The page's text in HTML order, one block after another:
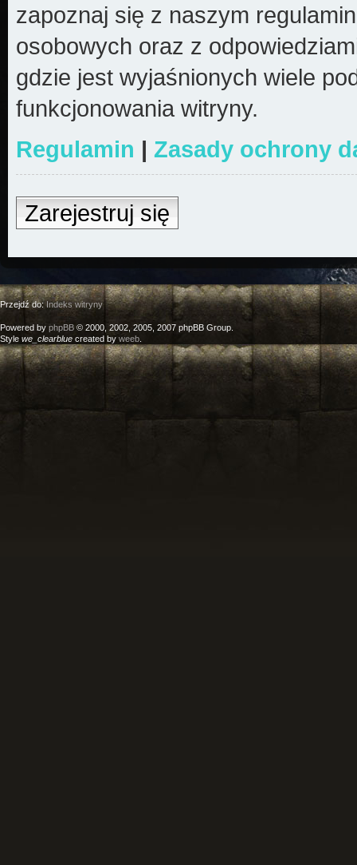
zapoznaj się z naszym
osobowych oraz z
gdzie jest wyjaśnionych wiele
funkcjonowania witryny.
Regulamin | Zasady ochrony
Zarejestruj się
Przejdź do:Indeks witryny
Powered by phpBB © 2000, 2002, 2005, 2007 phpBB Group.
Style we_clearblue created by weeb